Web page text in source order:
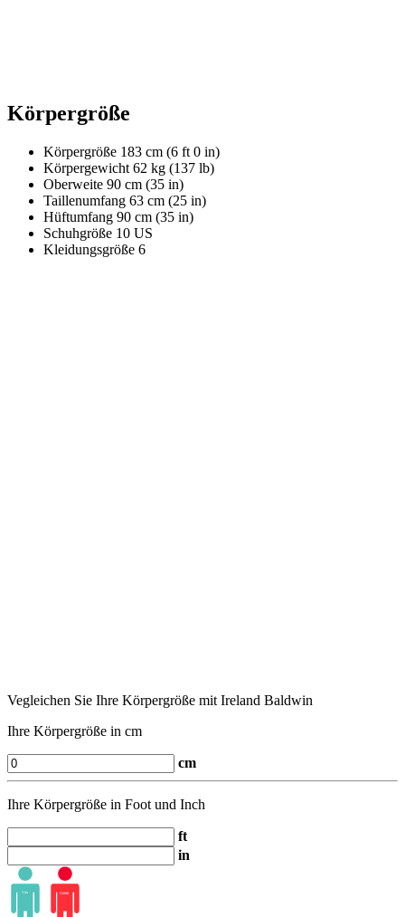
Körpergröße
Körpergröße 183 cm (6 ft 0 in)
Körpergewicht 62 kg (137 lb)
Oberweite 90 cm (35 in)
Taillenumfang 63 cm (25 in)
Hüftumfang 90 cm (35 in)
Schuhgröße 10 US
Kleidungsgröße 6
Vegleichen Sie Ihre Körpergröße mit Ireland Baldwin
Ihre Körpergröße in cm
cm
Ihre Körpergröße in Foot und Inch
ft
in